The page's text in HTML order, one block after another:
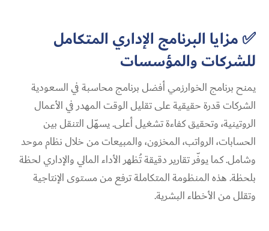
✅ مزايا البرنامج الإداري المتكامل
للشركات والمؤسسات
يمنح برنامج الخوارزمي أفضل برنامج محاسبة في السعودية
الشركات قدرة حقيقية على تقليل الوقت المهدر في الأعمال
الروتينية، وتحقيق كفاءة تشغيل أعلى. يسهّل التنقل بين
الحسابات، الرواتب، المخزون، والمبيعات من خلال نظام موحد
وشامل. كما يوفّر تقارير دقيقة تُظهر الأداء المالي والإداري لحظة
بلحظة. هذه المنظومة المتكاملة ترفع من مستوى الإنتاجية
وتقلل من الأخطاء البشرية.